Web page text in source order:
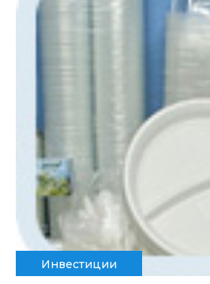
Инвестиции